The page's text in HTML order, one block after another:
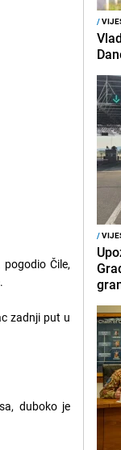
Čile,
zadnji put u
duboko je
/
/